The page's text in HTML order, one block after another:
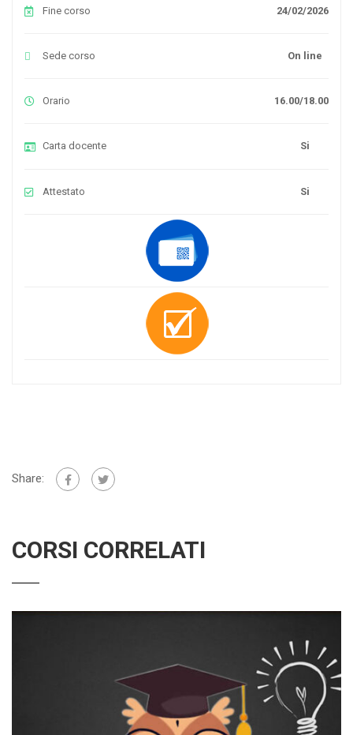
Fine corso 24/02/2026
Sede corso On line
Orario 16.00/18.00
Carta docente Si
Attestato Si
Share:
CORSI CORRELATI